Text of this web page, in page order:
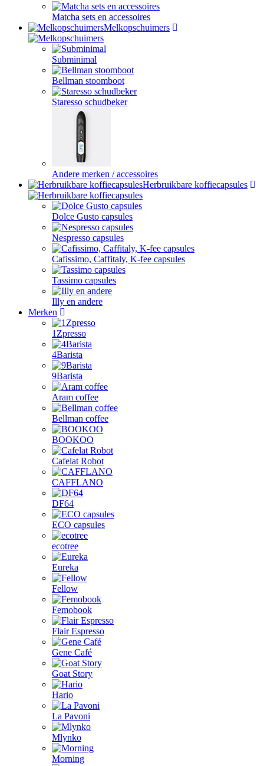
Matcha sets en accessoires
Melkopschuimers
Subminimal
Bellman stoomboot
Staresso schudbeker
Andere merken / accessoires
Herbruikbare koffiecapsules
Dolce Gusto capsules
Nespresso capsules
Cafissimo, Caffitaly, K-fee capsules
Tassimo capsules
Illy en andere
Merken
1Zpresso
4Barista
9Barista
Aram coffee
Bellman coffee
BOOKOO
Cafelat Robot
CAFFLANO
DF64
ECO capsules
ecotree
Eureka
Fellow
Femobook
Flair Espresso
Gene Café
Goat Story
Hario
La Pavoni
Mlynko
Morning